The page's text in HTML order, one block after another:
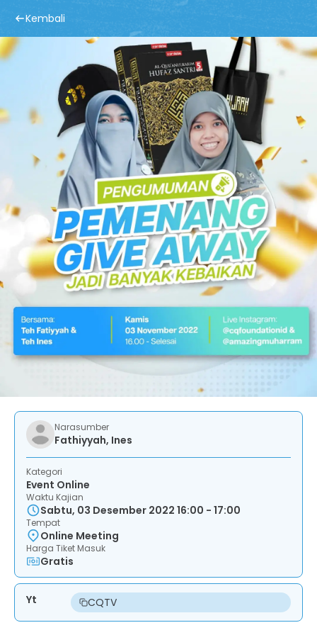
Kembali
Narasumber
Fathiyyah, Ines
Kategori
Event Online
Waktu Kajian
Sabtu, 03 Desember 2022 16:00 - 17:00
Tempat
Online Meeting
Harga Tiket Masuk
Gratis
Yt CQTV